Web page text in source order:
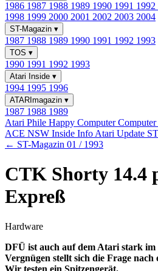
1986 1987 1988 1989 1990 1991 1992
1998 1999 2000 2001 2002 2003 2004
ST-Magazin ▾
1987 1988 1989 1990 1991 1992 1993
TOS ▾
1990 1991 1992 1993
Atari Inside ▾
1994 1995 1996
ATARImagazin ▾
1987 1988 1989
Atari Phile Happy Computer
ACE NSW Inside Info Atari Update
← ST-Magazin 01 / 1993
CTK Shorty 14.4
Expreß
Hardware
DFÜ ist auch auf dem Atari stark
Vergnügen stellt sich die Frage nach
Wir testen ein Spitzengerät.